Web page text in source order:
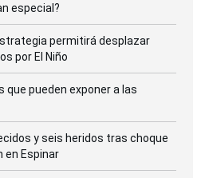
especial?
permitirá desplazar
por El Niño
pueden exponer a las
y seis heridos tras choque
en Espinar